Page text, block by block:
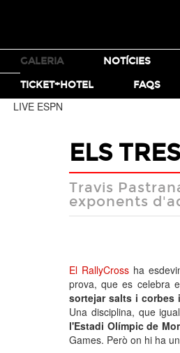
TICKETS
GALERIA NOTÍCIES
TICKET+HOTEL
FAQS
MOTO X
LIVE ESPN
ELS
Travis
exponents
El RallyCross ha
prova, que es celebra
sortejar salts i corbes
Una disciplina, que
l'Estadi Olímpic de
Games. Però on hi ha